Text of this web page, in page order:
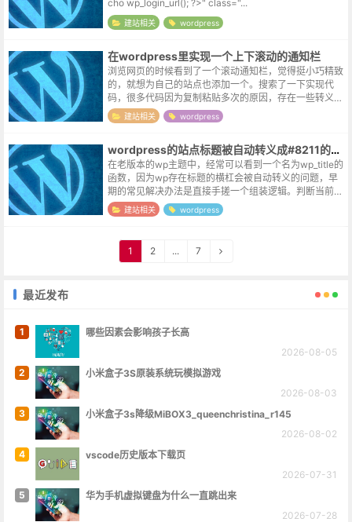
cho wp_login_url(); ?>" class="...
建站相关 wordpress
在wordpress里实现一个上下滚动的通知栏
浏览网页的时候看到了一个滚动通知栏，觉得挺小巧精致
的，就想为自己的站点也添加一个。搜索了一下实现代
码，很多代码因为复制粘贴多次的原因，存在一些转义错
误而无法跑通。最终修改整理成了下面的代码，有兴趣尝
试的亲，可以粘贴保存为index.p...
建站相关 wordpress
wordpress的站点标题被自动转义成#8211的问题
在老版本的wp主题中，经常可以看到一个名为wp_title的
函数，因为wp存在标题的横杠会被自动转义的问题，早
期的常见解决办法是直接手搓一个组装逻辑。判断当前页
面属性，然后自定义需求。比如下面这样一段程序：<titl
e> ...
建站相关 wordpress
1 2 ... 7
最近发布
1
哪些因素会影响孩子长高
2026-08-05
2
小米盒子3S原装系统玩模拟游戏
2026-08-03
3
小米盒子3s降级MiBOX3_queenchristina_r145
2026-08-02
4
vscode历史版本下载页
2026-07-31
5
华为手机虚拟键盘为什么一直跳出来
2026-07-28